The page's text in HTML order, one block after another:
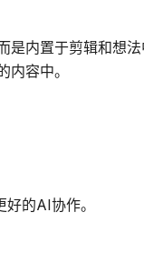
是内置于剪辑和想
容中。
的AI协作。